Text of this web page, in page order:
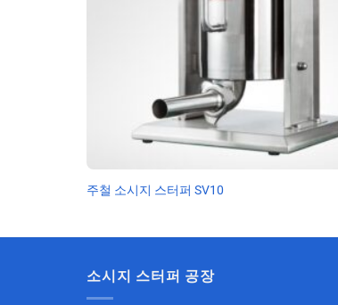
주철 소시지 스터퍼 SV10
소시지 스터퍼 공장